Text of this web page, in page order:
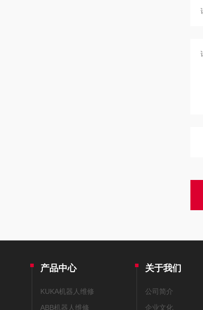
产品中心
KUKA机器人维修
ABB机器人维修
关于我们
公司简介
企业文化